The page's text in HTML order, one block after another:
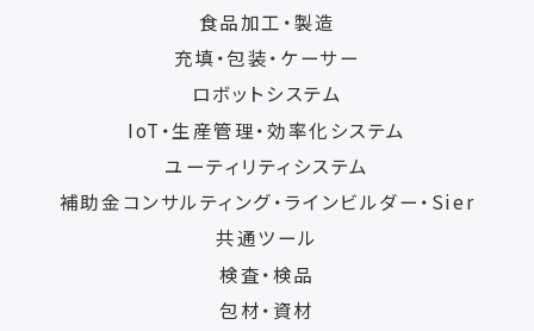
食品加工・製造
充填・包装・ケーサー
ロボットシステム
IoT・生産管理・効率化システム
ユーティリティシステム
補助金コンサルティング・ラインビルダー・Sier
共通ツール
検査・検品
包材・資材